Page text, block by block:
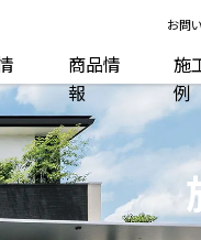
お問
商品情
報
施
例